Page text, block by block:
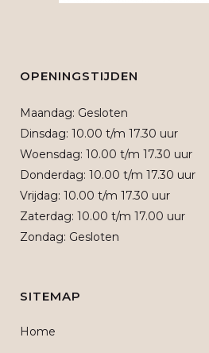
OPENINGSTIJDEN
Maandag: Gesloten
Dinsdag: 10.00 t/m 17.30 uur
Woensdag: 10.00 t/m 17.30 uur
Donderdag: 10.00 t/m 17.30 uur
Vrijdag: 10.00 t/m 17.30 uur
Zaterdag: 10.00 t/m 17.00 uur
Zondag: Gesloten
SITEMAP
Home